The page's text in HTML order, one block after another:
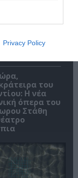
Privacy Policy
του
Η νέα
όπερα του
Στάθη